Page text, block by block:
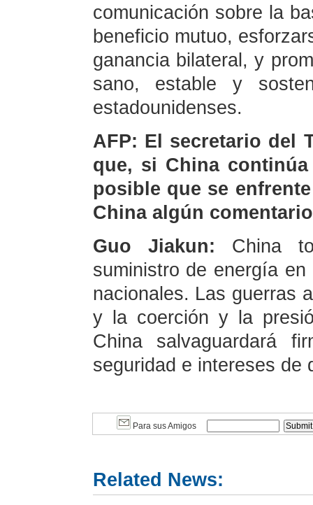
comunicación sobre la
beneficio mutuo,
ganancia bilateral, y
sano, estable y
estadounidenses.
AFP: El secretario del
que, si China
posible que se
China algún
Guo Jiakun: China
suministro de energía
nacionales. Las guerras
y la coerción y la
China salvaguardará
seguridad e intereses de
Para sus Amigos
Related News: